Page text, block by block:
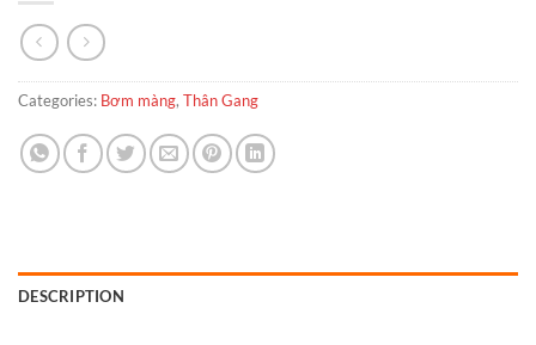
Categories: Bơm màng, Thân Gang
DESCRIPTION